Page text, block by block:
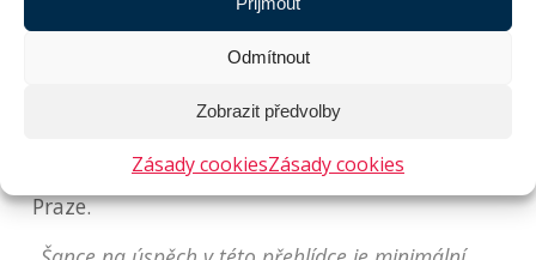
Odmítnout
Zobrazit předvolby
Zásady cookiesZásady cookies
Českou republiku nominovány také realizace:
konverze plynojemu na multifunkční sál
Zatlance (Praha), revitalizace bastionu u Božích
Čertovo Břemeno a bytové domy Na Vackově v
Praze.